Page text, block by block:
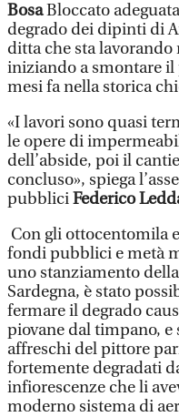
BosaBloccato
degrado dei dipinti di
ditta che sta lavorando
iniziando a smontare
mesi fa nella storica
«I lavori sono quasi
le opere di
dell’abside, poi il
concluso», spiega
pubbliciFederico
Con gli ottocentomila
fondi pubblici e metà
uno stanziamento
Sardegna, è stato
fermare il degrado
piovane dal timpano,
affreschi del pittore
fortemente degradati
infiorescenze che li
moderno sistema di